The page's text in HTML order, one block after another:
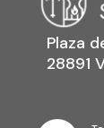
Plaza
28891